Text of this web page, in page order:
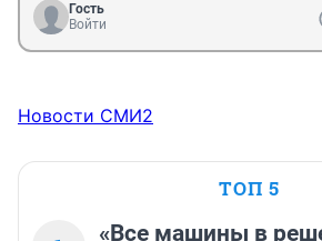
Гость
Войти
Новости СМИ2
ТОП 5
«Все машины в